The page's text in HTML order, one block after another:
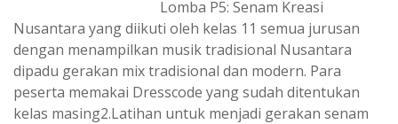
Lomba P5: Senam Kreasi
Nusantara yang diikuti oleh kelas 11 semua jurusan
dengan menampilkan musik tradisional Nusantara
dipadu gerakan mix tradisional dan modern. Para
peserta memakai Dresscode yang sudah ditentukan
kelas masing2.Latihan untuk menjadi gerakan senam